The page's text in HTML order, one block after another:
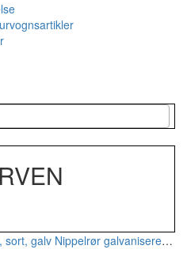
sort, galv Nippelrør galvaniseret